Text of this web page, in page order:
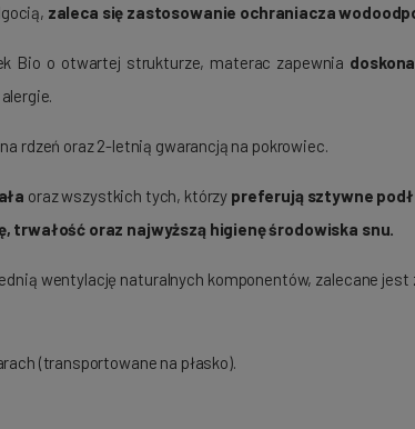
zaleca się zastosowanie ochraniacza
Bio o otwartej strukturze, materac zapewnia
rdzeń oraz 2-letnią gwarancją na pokrowiec.
oraz wszystkich tych, którzy preferują sztywne
trwałość oraz najwyższą higienę środowiska snu.
wentylację naturalnych komponentów, zalecane
(transportowane na płasko).